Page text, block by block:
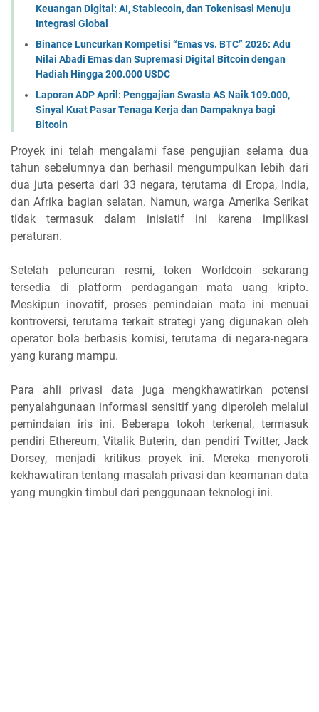
Keuangan Digital: AI, Stablecoin, dan Tokenisasi Menuju
Integrasi Global
Binance Luncurkan Kompetisi “Emas vs. BTC” 2026: Adu
Nilai Abadi Emas dan Supremasi Digital Bitcoin dengan
Hadiah Hingga 200.000 USDC
Laporan ADP April: Penggajian Swasta AS Naik 109.000,
Sinyal Kuat Pasar Tenaga Kerja dan Dampaknya bagi
Bitcoin
Proyek ini telah mengalami fase pengujian selama dua
tahun sebelumnya dan berhasil mengumpulkan lebih dari
dua juta peserta dari 33 negara, terutama di Eropa, India,
dan Afrika bagian selatan. Namun, warga Amerika Serikat
tidak termasuk dalam inisiatif ini karena implikasi
peraturan.
Setelah peluncuran resmi, token Worldcoin sekarang
tersedia di platform perdagangan mata uang kripto.
Meskipun inovatif, proses pemindaian mata ini menuai
kontroversi, terutama terkait strategi yang digunakan oleh
operator bola berbasis komisi, terutama di negara-negara
yang kurang mampu.
Para ahli privasi data juga mengkhawatirkan potensi
penyalahgunaan informasi sensitif yang diperoleh melalui
pemindaian iris ini. Beberapa tokoh terkenal, termasuk
pendiri Ethereum, Vitalik Buterin, dan pendiri Twitter, Jack
Dorsey, menjadi kritikus proyek ini. Mereka menyoroti
kekhawatiran tentang masalah privasi dan keamanan data
yang mungkin timbul dari penggunaan teknologi ini.